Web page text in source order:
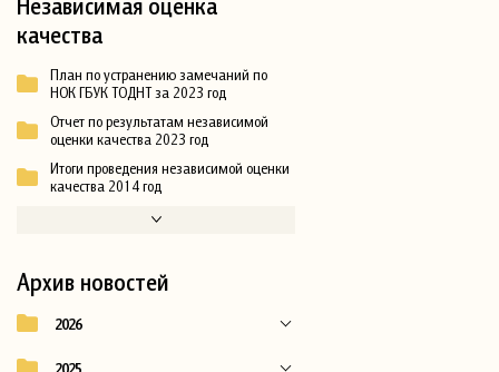
качества
План по устранению замечаний по
НОК ГБУК ТОДНТ за 2023 год
Отчет по результатам независимой
оценки качества 2023 год
Итоги проведения независимой оценки
качества 2014 год
Архив новостей
2026
2025